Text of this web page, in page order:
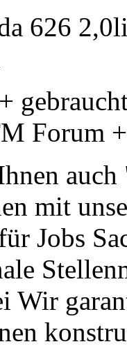
626
Forum
mit
Jobs
Wir